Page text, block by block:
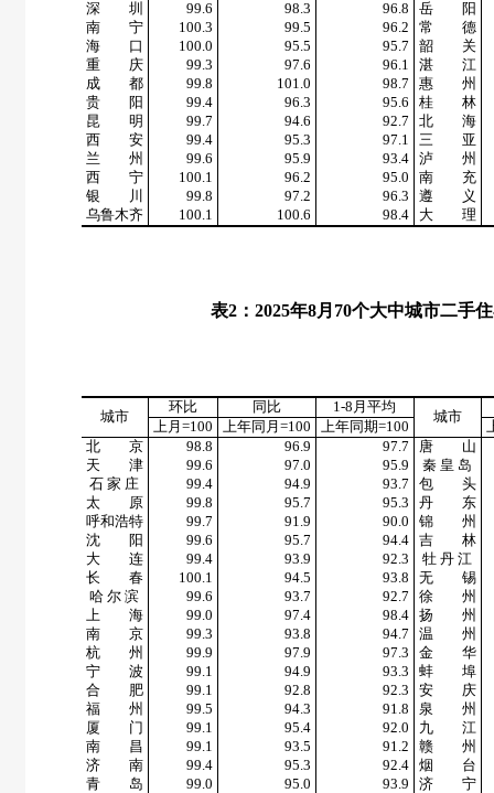
深 圳
99.6 98.3 96.8
岳 阳
南 宁
100.3 99.5 96.2
常 德
海 口
100.0 95.5 95.7
韶 关
重 庆
99.3 97.6 96.1
湛 江
成 都
99.8 101.0 98.7
惠 州
贵 阳
99.4 96.3 95.6
桂 林
昆 明
99.7 94.6 92.7
北 海
西 安
99.4 95.3 97.1
三 亚
兰 州
99.6 95.9 93.4
泸 州
西 宁
100.1 96.2 95.0
南 充
银 川
99.8 97.2 96.3
遵 义
乌鲁木齐
100.1 100.6 98.4 大 理
表2 ： 2025年8月 70个大中城市二手
城市
环比 同比 1-8 月平均
城市
上月 =100 上年同月 =100 上年同期=100
北 京
98.8 96.9 97.7
唐 山
天 津
99.6 97.0 95.9
秦 皇 岛
石 家 庄
99.4 94.9 93.7
包 头
太 原
99.8 95.7 95.3
丹 东
呼和浩特
99.7 91.9 90.0
锦 州
沈 阳
99.6 95.7 94.4
吉 林
大 连
99.4 93.9 92.3
牡 丹 江
长 春
100.1 94.5 93.8
无 锡
哈 尔 滨
99.6 93.7 92.7
徐 州
上 海
99.0 97.4 98.4
扬 州
南 京
99.3 93.8 94.7
温 州
杭 州
99.9 97.9 97.3
金 华
宁 波
99.1 94.9 93.3
蚌 埠
合 肥
99.1 92.8 92.3
安 庆
福 州
99.5 94.3 91.8
泉 州
厦 门
99.1 95.4 92.0
九 江
南 昌
99.1 93.5 91.2
赣 州
济 南
99.4 95.3 92.4
烟 台
青 岛
99.0 95.0 93.9
济 宁